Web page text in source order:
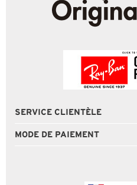
SERVICE CLIENTÈLE
MODE DE PAIEMENT